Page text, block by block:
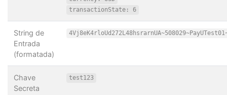
transactionState: 6
String de
Entrada
(formatada)
Chave
Secreta
test123